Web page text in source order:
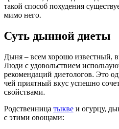
такой способ похудения
мимо него.
Суть дынной диеты
Дыня – всем хорошо известный,
Люди с удовольствием
рекомендаций диетологов. Это
чей приятный вкус успешно
свойствами.
Родственница тыкве и огурцу,
с этими овощами: